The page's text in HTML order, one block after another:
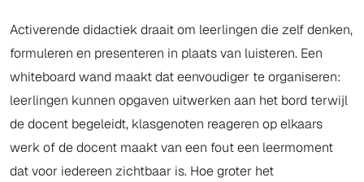
Activerende didactiek draait om leerlingen die zelf denken,
formuleren en presenteren in plaats van luisteren. Een
whiteboard wand maakt dat eenvoudiger te organiseren:
leerlingen kunnen opgaven uitwerken aan het bord terwijl
de docent begeleidt, klasgenoten reageren op elkaars
werk of de docent maakt van een fout een leermoment
dat voor iedereen zichtbaar is. Hoe groter het